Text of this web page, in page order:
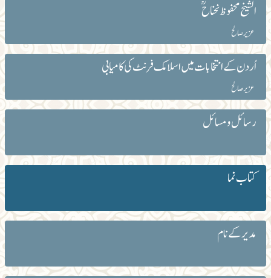
الشیخ محفوظ نحناح ؒ
عزیرصالح
اُردن کے انتخابات میں اسلامک فرنٹ کی کامیابی
عزیر صالح
رسائل و مسائل
کتاب نما
مدیر کے نام